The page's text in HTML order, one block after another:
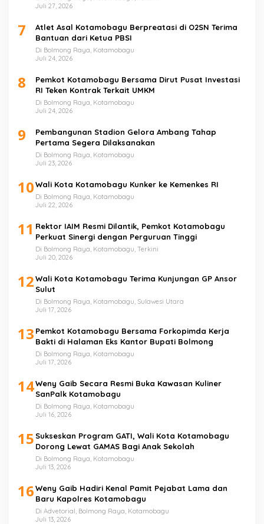
Juli 27, 2026
7
Atlet Asal Kotamobagu Berpreatasi di O2SN Terima
Bantuan dari Ketua PBSI
Di Bolmong Raya, Kotamobagu
Juli 24, 2026
8
Pemkot Kotamobagu Bersama Dirut Pusat Investasi
RI Teken Kontrak Terkait UMKM
Di Bolmong Raya, Kotamobagu
Juli 24, 2026
9
Pembangunan Stadion Gelora Ambang Tahap
Pertama Segera Dilaksanakan
Di Bolmong Raya, Kotamobagu
Juli 23, 2026
10Wali Kota Kotamobagu Kunker ke Kemenkes RI
Di Bolmong Raya, Kotamobagu
Juli 22, 2026
11 Rektor IAIM Resmi Dilantik, Pemkot Kotamobagu
Perkuat Sinergi dengan Perguruan Tinggi
Di Bolmong Raya, Kotamobagu, Terkini
Juli 20, 2026
12Wali Kota Kotamobagu Terima Kunjungan GP Ansor
Sulut
Di Bolmong Raya, Kotamobagu, Sulawesi Utara
Juli 17, 2026
13 Pemkot Kotamobagu Bersama Forkopimda Kerja
Bakti di Halaman Eks Kantor Bupati Bolmong
Di Bolmong Raya, Kotamobagu
Juli 17, 2026
14Weny Gaib Secara Resmi Buka Kawasan Kuliner
SanPalk Kotamobagu
Di Bolmong Raya, Kotamobagu
Juli 16, 2026
15 Sukseskan Program GATI, Wali Kota Kotamobagu
Dorong Lewat GAMAS Bagi Anak Sekolah
Di Bolmong Raya, Kotamobagu
Juli 13, 2026
16Weny Gaib Hadiri Kenal Pamit Pejabat Lama dan
Baru Kapolres Kotamobagu
Di Advetorial, Bolmong Raya, Kotamobagu
Juli 13, 2026